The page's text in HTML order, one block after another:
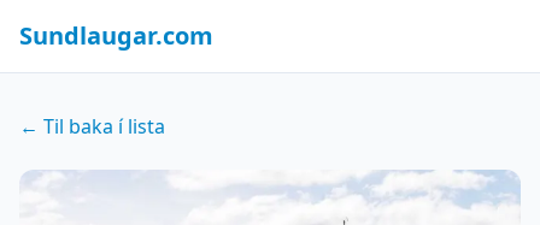
Sundlaugar.com
← Til baka í lista